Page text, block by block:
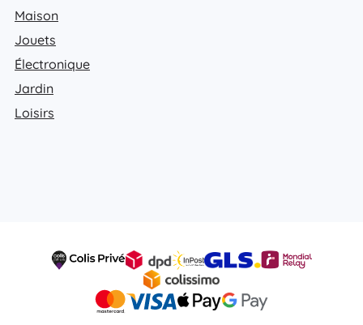
Maison
Jouets
Électronique
Jardin
Loisirs